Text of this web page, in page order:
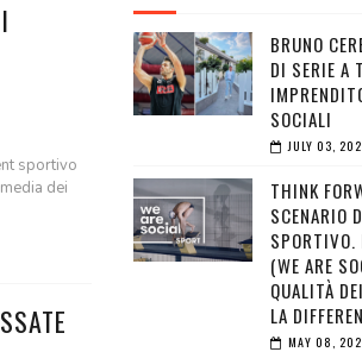
sportivo
dei
BRUNO
DI SERIE A
SOCIALI
JULY 03,
THINK
SCENARIO
SPORTIVO.
(WE ARE
QUALITÀ
LA
MAY 08,